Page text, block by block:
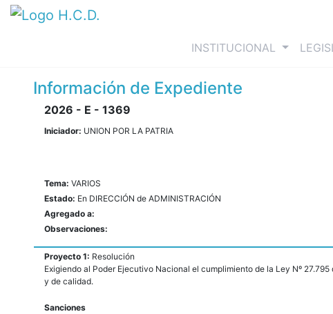
INSTITUCIONAL (current)
Información de Expediente
2026 - E - 1369
Iniciador: UNION POR LA PATRIA
Tema: VARIOS
Estado: En DIRECCIÓN de ADMINISTRACIÓN
Agregado a:
Observaciones:
Proyecto 1: Resolución
Exigiendo al Poder Ejecutivo Nacional el cumplimiento de la Ley Nº
y de calidad.
Sanciones